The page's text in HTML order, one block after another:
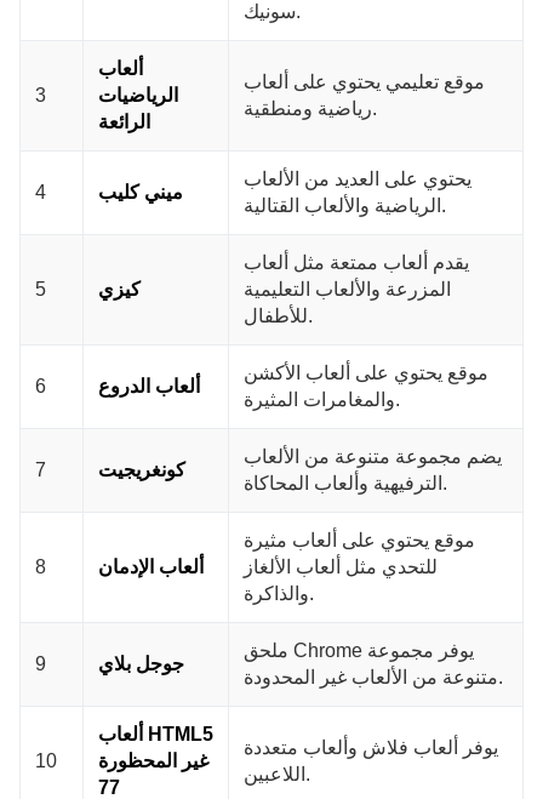
سونيك.
3
ألعاب
الرياضيات
الرائعة
موقع تعليمي يحتوي على ألعاب
رياضية ومنطقية.
4 ميني كليب
يحتوي على العديد من الألعاب
الرياضية والألعاب القتالية.
5 كيزي
يقدم ألعاب ممتعة مثل ألعاب
المزرعة والألعاب التعليمية
للأطفال.
6 ألعاب الدروع
موقع يحتوي على ألعاب الأكشن
والمغامرات المثيرة.
7 كونغريجيت
يضم مجموعة متنوعة من الألعاب
الترفيهية وألعاب المحاكاة.
8 ألعاب الإدمان
موقع يحتوي على ألعاب مثيرة
للتحدي مثل ألعاب الألغاز
والذاكرة.
9 جوجل بلاي
ملحق Chrome يوفر مجموعة
متنوعة من الألعاب غير المحدودة.
10
ألعاب HTML5
غير المحظورة
77
يوفر ألعاب فلاش وألعاب متعددة
اللاعبين.